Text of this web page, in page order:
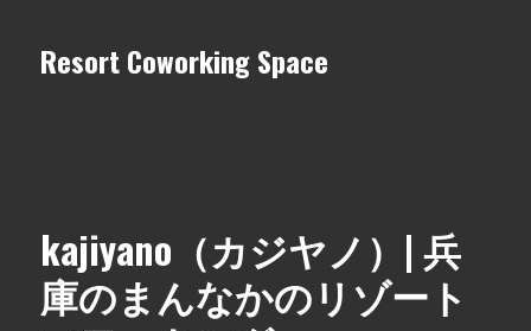
Resort Coworking Space
kajiyano（カジヤノ）| 兵
庫のまんなかのリゾート